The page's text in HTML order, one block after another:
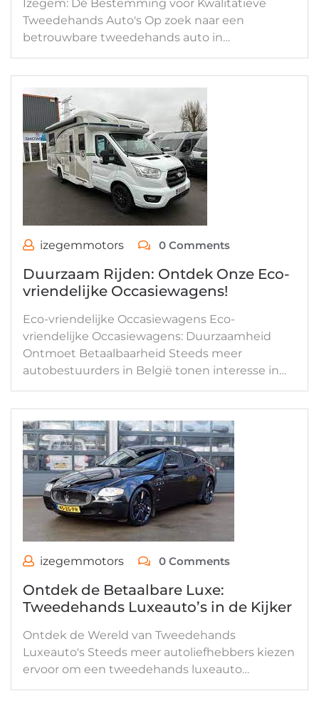
Izegem: Dé Bestemming voor Kwalitatieve
Tweedehands Auto's Op zoek naar een
betrouwbare tweedehands auto in…
izegemmotors 0 Comments
Duurzaam Rijden: Ontdek Onze Eco-
vriendelijke Occasiewagens!
Eco-vriendelijke Occasiewagens Eco-
vriendelijke Occasiewagens: Duurzaamheid
Ontmoet Betaalbaarheid Steeds meer
autobestuurders in België tonen interesse in…
izegemmotors 0 Comments
Ontdek de Betaalbare Luxe:
Tweedehands Luxeauto’s in de Kijker
Ontdek de Wereld van Tweedehands
Luxeauto's Steeds meer autoliefhebbers kiezen
ervoor om een tweedehands luxeauto…